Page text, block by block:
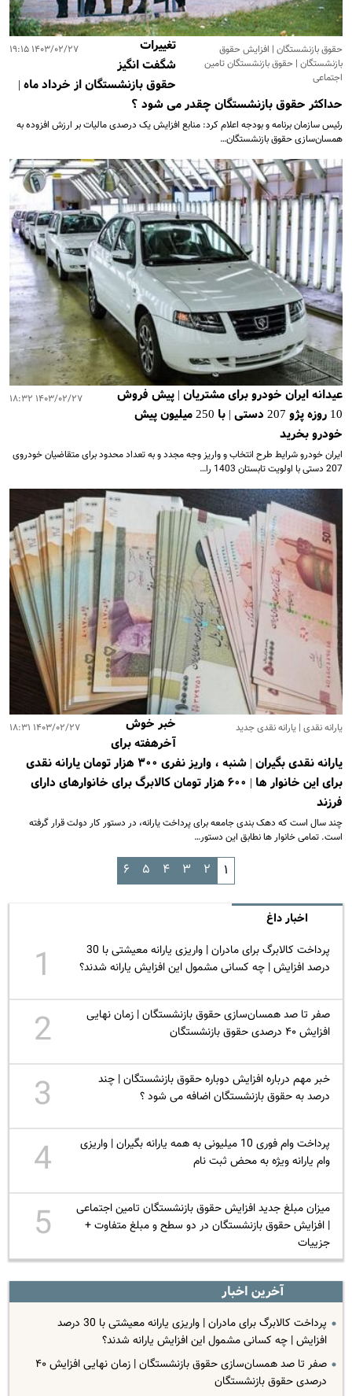
۱۴۰۳/۰۲/۲۷ ۱۹:۱۵
حقوق بازنشستگان | افزایش حقوق
بازنشستگان | حقوق بازنشستگان تامین
اجتماعی
تغییرات
شگفت انگیز
حقوق بازنشستگان از خرداد ماه |
حداکثر حقوق بازنشستگان چقدر می شود ؟
​رئیس سازمان برنامه و بودجه اعلام کرد:‌ منابع افزایش یک درصدی مالیات بر ارزش افزوده به
همسان‌سازی حقوق بازنشستگان…
۱۴۰۳/۰۲/۲۷ ۱۸:۳۲
عیدانه ایران خودرو برای مشتریان | پیش فروش
10 روزه پژو 207 دستی | با 250 میلیون پیش
خودرو بخرید
ایران خودرو شرایط طرح انتخاب و واریز وجه مجدد و به تعداد محدود برای متقاضیان خودروی
207 دستی با اولویت تابستان 1403 را…
۱۴۰۳/۰۲/۲۷ ۱۸:۳۱ یارانه نقدی | یارانه نقدی جدید
خبر خوش
آخرهفته برای
یارانه نقدی بگیران | شنبه ، واریز نفری ۳۰۰ هزار تومان یارانه نقدی
برای این خانوار ها | ۶۰۰ هزار تومان کالابرگ برای خانوارهای دارای
فرزند
چند سال است که دهک بندی جامعه برای پرداخت یارانه، در دستور کار دولت قرار گرفته
است. تمامی خانوار ها نطابق این دستور…
۱ ۲ ۳ ۴ ۵ ۶
اخبار داغ
پرداخت کالابرگ برای مادران | واریزی یارانه معیشتی با 30
درصد افزایش | چه کسانی مشمول این افزایش یارانه شدند؟
1
صفر تا صد همسان‌سازی حقوق بازنشستگان | زمان نهایی
افزایش ۴۰ درصدی حقوق بازنشستگان
2
خبر مهم درباره افزایش دوباره حقوق بازنشستگان | چند
درصد به حقوق بازنشستگان اضافه می شود ؟
3
پرداخت وام فوری 10 میلیونی به همه یارانه بگیران | واریزی
وام یارانه ویژه به محض ثبت نام
4
میزان مبلغ جدید افزایش حقوق بازنشستگان تامین اجتماعی
| افزایش حقوق بازنشستگان در دو سطح و مبلغ متفاوت +
جزییات
5
آخرین اخبار
پرداخت کالابرگ برای مادران | واریزی یارانه معیشتی با 30 درصد
افزایش | چه کسانی مشمول این افزایش یارانه شدند؟
صفر تا صد همسان‌سازی حقوق بازنشستگان | زمان نهایی افزایش ۴۰
درصدی حقوق بازنشستگان